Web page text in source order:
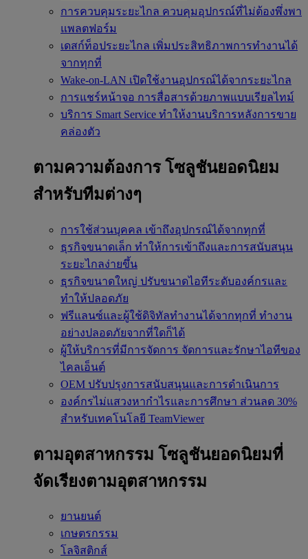
การควบคุมระยะไกล ควบคุมอุปกรณ์ที่ไม่ต้องพึ่งพา
แพลตฟอร์ม
เดสก์ท็อประยะไกล เพิ่มประสิทธิภาพการทำงานได้
จากทุกที่
Wake-on-LAN เปิดใช้งานอุปกรณ์ได้จากระยะไกล
การแชร์หน้าจอ การสื่อสารด้วยภาพแบบเรียลไทม์
บริการ Smart Service ทำให้งานบริการหลังการขาย
คล่องตัว
ตามความต้องการ โซลูชันยอดนิยม
สำหรับทีมต่างๆ
การใช้ส่วนบุคคล เข้าถึงอุปกรณ์ได้จากทุกที่
ธุรกิจขนาดเล็ก ทำให้การเข้าถึงและการสนับสนุน
ระยะไกลง่ายขึ้น
ธุรกิจขนาดใหญ่ ปรับขนาดไอทีระดับองค์กรและ
ทำให้ปลอดภัย
ฟรีแลนซ์และผู้ใช้ดิจิทัลทำงานได้จากทุกที่ ทำงาน
อย่างปลอดภัยจากที่ใดก็ได้
ผู้ให้บริการที่มีการจัดการ จัดการและรักษาไอทีของ
ไคลเอ็นต์
OEM ปรับปรุงการสนับสนุนและการดำเนินการ
องค์กรไม่แสวงหากำไรและการศึกษา ส่วนลด 30%
สำหรับเทคโนโลยี TeamViewer
ตามอุตสาหกรรม โซลูชันยอดนิยมที่
จัดเรียงตามอุตสาหกรรม
ยานยนต์
เกษตรกรรม
โลจิสติกส์